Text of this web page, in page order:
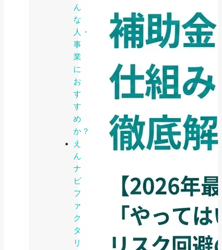
ん
な
人・
事
業
に
お
す
す
め
か？
え
ん
ナ
ビ
フ
ァ
ク
タ
リ